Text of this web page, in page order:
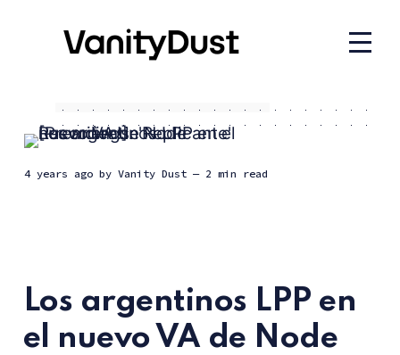
4 years agoby Vanity Dust — 2 min read
Los argentinos LPP en
el nuevo VA de Node